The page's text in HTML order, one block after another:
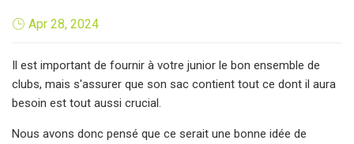
Apr 28, 2024
Il est important de fournir à votre junior le bon ensemble de
clubs, mais s'assurer que son sac contient tout ce dont il aura
besoin est tout aussi crucial.
Nous avons donc pensé que ce serait une bonne idée de